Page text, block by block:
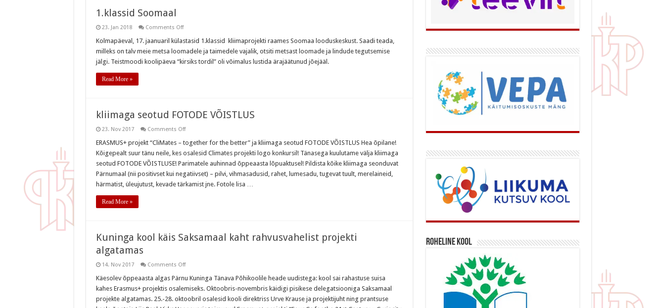
1.klassid Soomaal
23. Jan 2018 Comments Offon
Soomaal
Kolmapäeval, 17. jaanuaril külastasid 1.klassid kliimaprojekti raames Soomaa looduskeskust. Saadi teada,
milleks on talv meie metsa loomadele ja taimedele vajalik, otsiti metsast loomade ja lindude tegutsemise
jälgi. Teistmoodi koolipäeva “kirsiks tordil” oli võimalus lustida ärajäätunud jõejääl.
Read More »
kliimaga seotud FOTODE VÕISTLUS
23. Nov 2017 Comments Offon
seotud
FOTODE
VÕISTLUS
ERASMUS+ projekt “CliMates – together for the better” ja kliimaga seotud FOTODE VÕISTLUS Hea õpilane!
Kõigepealt suur tänu neile, kes osalesid Climates projekti logo konkursil! Tänasega kuulutame välja kliimaga
seotud FOTODE VÕISTLUSE! Parimatele auhinnad õppeaasta lõpuaktusel! Pildista kõike kliimaga seonduvat
Pärnumaal (nii positivset kui negatiivset) – pilvi, vihmasadusid, rahet, lumesadu, tugevat tuult, merelaineid,
härmatist, üleujutust, kevade tärkamist jne. Fotole lisa …
Read More »
Kuninga kool käis Saksamaal kaht rahvusvahelist projekti
algatamas
14. Nov 2017 Comments Offon
kool
Saksamaal
kaht
rahvusvahelist
Käesolev õppeaasta algas Pärnu Kuninga Tänava Põhikoolile heade uudistega: kool sai rahastuse suisa
kahes Erasmus+ projektis osalemiseks. Oktoobris-novembris käidigi pisikese delegatsiooniga Saksamaal
projekte algatamas. 25.-28. oktoobril osalesid kooli direktriss Urve Krause ja projektijuht ning prantsuse
Roheline kool